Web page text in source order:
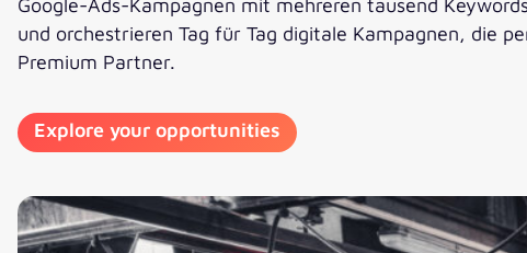
Google-Ads-Kampagnen mit mehreren tausend
und orchestrieren Tag für Tag digitale Kampagnen, die
Premium Partner.
Explore your opportunities